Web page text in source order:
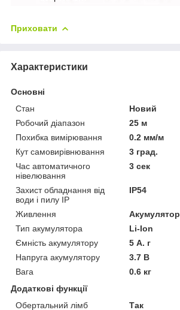
Приховати
Характеристики
Основні
Стан
Новий
Робочий діапазон
25 м
Похибка вимірювання
0.2 мм/м
Кут самовирівнювання
3 град.
Час автоматичного
нівелювання
3 сек
Захист обладнання від
води і пилу IP
IP54
Живлення
Акумулятор
Тип акумулятора
Li-Ion
Ємність акумулятору
5 А. г
Напруга акумулятору
3.7 В
Вага
0.6 кг
Додаткові функції
Обертальний лімб
Так